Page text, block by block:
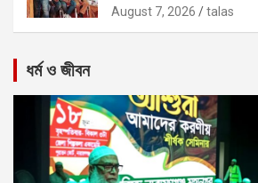
August 7, 2026 talas
ধর্ম ও জীবন